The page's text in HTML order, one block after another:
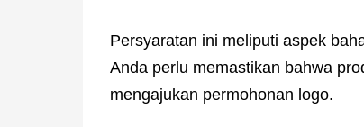
Persyaratan ini meliputi aspek
Anda perlu memastikan bahwa
mengajukan permohonan logo.